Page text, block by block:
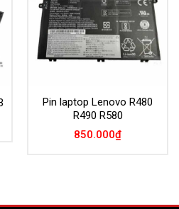
Pin laptop Lenovo R480
R490 R580
850.000₫